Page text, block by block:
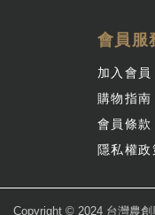
會員服
加入會員
購物指南
會員條款
隱私權政
Copyright © 2024 台灣農